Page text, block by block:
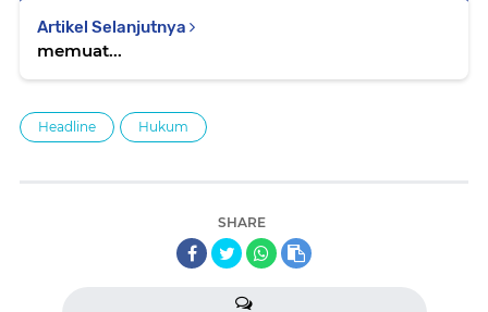
Artikel Selanjutnya
memuat...
Headline Hukum
SHARE